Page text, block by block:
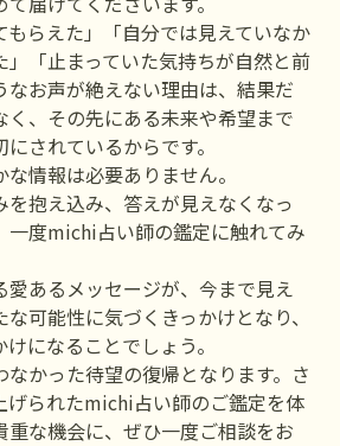
もらえた」「自分では見えていなか
」「止まっていた気持ちが自然と前
なお声が絶えない理由は、結果だ
く、その先にある未来や希望まで
されているからです。
情報は必要ありません。
を抱え込み、答えが見えなくなっ
一度michi占い師の鑑定に触れてみ
愛あるメッセージが、今まで見え
可能性に気づくきっかけとなり、
になることでしょう。
かった待望の復帰となります。さ
げられたmichi占い師のご鑑定を体
重な機会に、ぜひ一度ご相談をお